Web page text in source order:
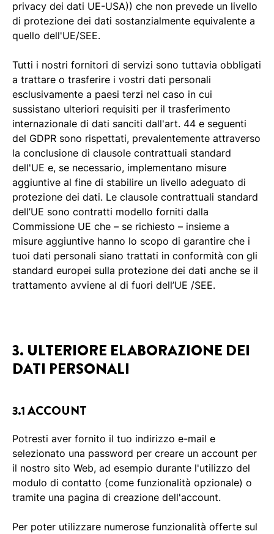
privacy dei dati UE-USA)) che non prevede un livello
di protezione dei dati sostanzialmente equivalente a
quello dell'UE/SEE.
Tutti i nostri fornitori di servizi sono tuttavia obbligati
a trattare o trasferire i vostri dati personali
esclusivamente a paesi terzi nel caso in cui
sussistano ulteriori requisiti per il trasferimento
internazionale di dati sanciti dall'art. 44 e seguenti
del GDPR sono rispettati, prevalentemente attraverso
la conclusione di clausole contrattuali standard
dell'UE e, se necessario, implementano misure
aggiuntive al fine di stabilire un livello adeguato di
protezione dei dati. Le clausole contrattuali standard
dell’UE sono contratti modello forniti dalla
Commissione UE che – se richiesto – insieme a
misure aggiuntive hanno lo scopo di garantire che i
tuoi dati personali siano trattati in conformità con gli
standard europei sulla protezione dei dati anche se il
trattamento avviene al di fuori dell’UE /SEE.
3. ULTERIORE ELABORAZIONE DEI
DATI PERSONALI
3.1 ACCOUNT
Potresti aver fornito il tuo indirizzo e-mail e
selezionato una password per creare un account per
il nostro sito Web, ad esempio durante l'utilizzo del
modulo di contatto (come funzionalità opzionale) o
tramite una pagina di creazione dell'account.
Per poter utilizzare numerose funzionalità offerte sul